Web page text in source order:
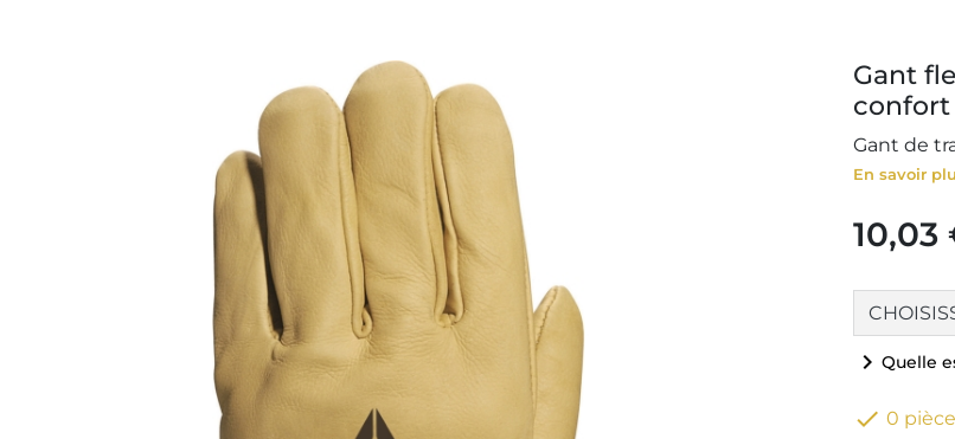
Gant
confort
Gant de
En savoir
10,03
chevron_right Quelle
 0